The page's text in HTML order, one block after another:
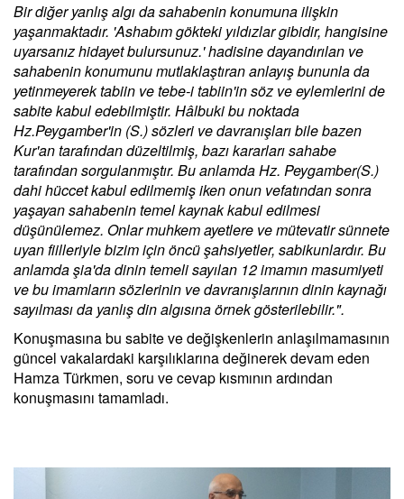
Bir diğer yanlış algı da sahabenin konumuna ilişkin
yaşanmaktadır. 'Ashabım gökteki yıldızlar gibidir, hangisine
uyarsanız hidayet bulursunuz.' hadisine dayandırılan ve
sahabenin konumunu mutlaklaştıran anlayış bununla da
yetinmeyerek tabiin ve tebe-i tabiin'in söz ve eylemlerini de
sabite kabul edebilmiştir. Hâlbuki bu noktada
Hz.Peygamber'in (S.) sözleri ve davranışları bile bazen
Kur'an tarafından düzeltilmiş, bazı kararları sahabe
tarafından sorgulanmıştır. Bu anlamda Hz. Peygamber(S.)
dahi hüccet kabul edilmemiş iken onun vefatından sonra
yaşayan sahabenin temel kaynak kabul edilmesi
düşünülemez. Onlar muhkem ayetlere ve mütevatir sünnete
uyan fiilleriyle bizim için öncü şahsiyetler, sabikunlardır. Bu
anlamda şia'da dinin temeli sayılan 12 imamın masumiyeti
ve bu imamların sözlerinin ve davranışlarının dinin kaynağı
sayılması da yanlış din algısına örnek gösterilebilir.".
Konuşmasına bu sabite ve değişkenlerin anlaşılmamasının
güncel vakalardaki karşılıklarına değinerek devam eden
Hamza Türkmen, soru ve cevap kısmının ardından
konuşmasını tamamladı.